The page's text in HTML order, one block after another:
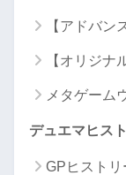
【アドバン
【オリジナ
メタゲーム
デュエマヒス
GPヒストリ